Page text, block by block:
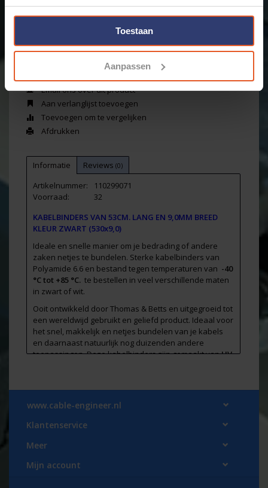
Toestaan
Aanpassen
Toevoegen aan winkelwagen
Email ons over dit product
Aan verlanglijst toevoegen
Toevoegen om te vergelijken
Afdrukken
Informatie Reviews (0)
Artikelnummer:
110299071
Voorraad:
32
KABELBINDERS VAN 53CM. LANG EN 9,0MM BREED
KLEUR ZWART (530x9,0)
Ideale en snelle manier om je bedrading of andere
zaken netjes te bundelen. Sterke kabelbinders van
Polyamide 6.6 en bestand tegen temperaturen van -40
°C tot +85 °C. te bestellen in veel verschillende maten
in zwart of wit.
Ooit ontwikkeld door Thomas & Betts en uitgegroeid tot
een wereldwijd gebruikt en geliefd product. Ideaal voor
het snel, makkelijk en netjes bundelen van je kabels
en daarnaast natuurlijk nog duizenden andere
toepassingen. Deze kabelbinders zijn gemaakt vanUV
Bundeldiameter van: 140mm
Ontvlambaarheid: UL 94 V2
Normering: UL, Lloyd’s, GL 59425-08HH
www.cable-engineer.nl
Klantenservice
Meer
Mijn account